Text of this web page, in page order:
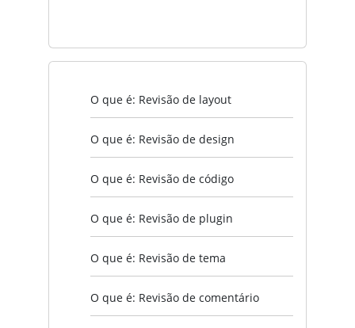
O que é: Revisão de layout
O que é: Revisão de design
O que é: Revisão de código
O que é: Revisão de plugin
O que é: Revisão de tema
O que é: Revisão de comentário